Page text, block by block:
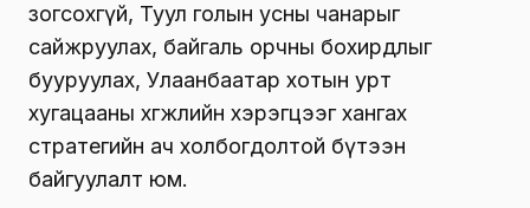
зогсохгүй, Туул голын усны чанарыг
сайжруулах, байгаль орчны бохирдлыг
бууруулах, Улаанбаатар хотын урт
хугацааны хөгжлийн хэрэгцээг хангах
стратегийн ач холбогдолтой бүтээн
байгуулалт юм.